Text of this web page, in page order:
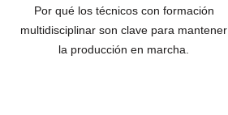
Por qué los técnicos con formación
multidisciplinar son clave para mantener
la producción en marcha.